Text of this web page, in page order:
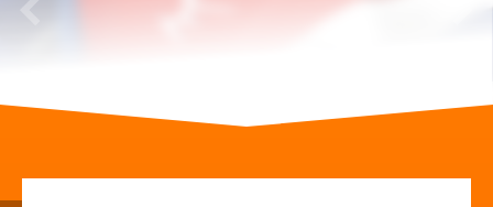
Ермак